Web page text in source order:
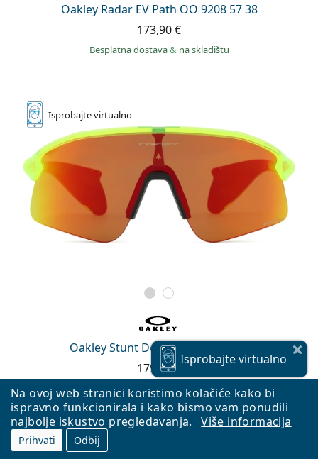
Na ovoj web stranici koristimo kolačiće kako bi
ispravno funkcionirala i kako bismo vam ponudili
najbolje iskustvo pregledavanja.
Više informacija
Prihvati Odbij
Oakley Radar EV Path OO 9208 57 38
173,90 €
Besplatna dostava& na skladištu
Isprobajtevirtualno
Oakley Stunt Devil OO 9517 03 39
179,90 €
Besplatna dostava& na skladištu
Isprobajtevirtualno
Isprobajtevirtualno